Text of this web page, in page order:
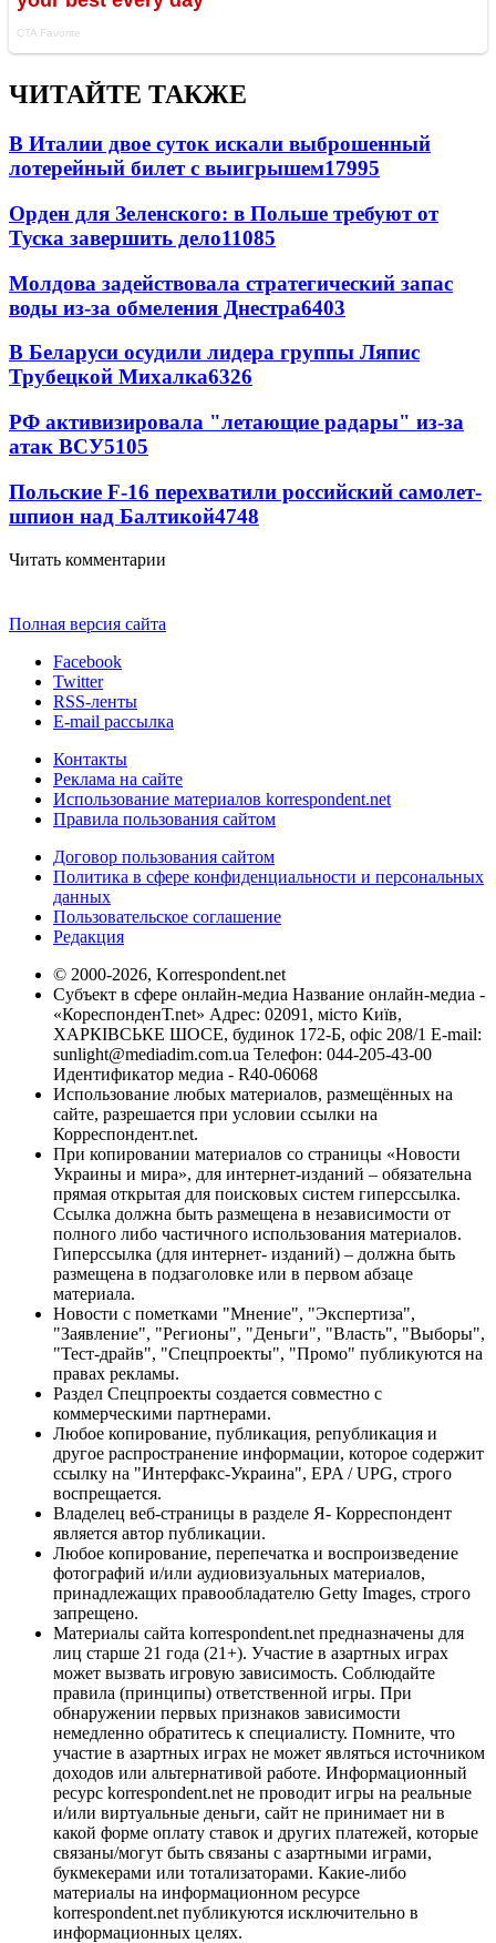
ЧИТАЙТЕ ТАКЖЕ
В Италии двое суток искали выброшенный
лотерейный билет с выигрышем17995
Орден для Зеленского: в Польше требуют от
Туска завершить дело11085
Молдова задействовала стратегический запас
воды из-за обмеления Днестра6403
В Беларуси осудили лидера группы Ляпис
Трубецкой Михалка6326
РФ активизировала "летающие радары" из-за
атак ВСУ5105
Польские F-16 перехватили российский самолет-
шпион над Балтикой4748
Читать комментарии
Полная версия сайта
Facebook
Twitter
RSS-ленты
E-mail рассылка
Контакты
Реклама на сайте
Использование материалов korrespondent.net
Правила пользования сайтом
Договор пользования сайтом
Политика в сфере конфиденциальности и персональных
данных
Пользовательское соглашение
Редакция
© 2000-2026, Korrespondent.net
Субъект в сфере онлайн-медиа Название онлайн-медиа -
«КореспонденТ.net» Адрес: 02091, місто Київ,
ХАРКІВСЬКЕ ШОСЕ, будинок 172-Б, офіс 208/1 E-mail:
sunlight@mediadim.com.ua Телефон: 044-205-43-00
Идентификатор медиа - R40-06068
Использование любых материалов, размещённых на
сайте, разрешается при условии ссылки на
Корреспондент.net.
При копировании материалов со страницы «Новости
Украины и мира», для интернет-изданий – обязательна
прямая открытая для поисковых систем гиперссылка.
Ссылка должна быть размещена в независимости от
полного либо частичного использования материалов.
Гиперссылка (для интернет- изданий) – должна быть
размещена в подзаголовке или в первом абзаце
материала.
Новости с пометками "Мнение", "Экспертиза",
"Заявление", "Регионы", "Деньги", "Власть", "Выборы",
"Тест-драйв", "Спецпроекты", "Промо" публикуются на
правах рекламы.
Раздел Спецпроекты создается совместно с
коммерческими партнерами.
Любое копирование, публикация, републикация и
другое распространение информации, которое содержит
ссылку на "Интерфакс-Украина", EPA / UPG, строго
воспрещается.
Владелец веб-страницы в разделе Я- Корреспондент
является автор публикации.
Любое копирование, перепечатка и воспроизведение
фотографий и/или аудиовизуальных материалов,
принадлежащих правообладателю Getty Images, строго
запрещено.
Материалы сайта korrespondent.net предназначены для
лиц старше 21 года (21+). Участие в азартных играх
может вызвать игровую зависимость. Соблюдайте
правила (принципы) ответственной игры. При
обнаружении первых признаков зависимости
немедленно обратитесь к специалисту. Помните, что
участие в азартных играх не может являться источником
доходов или альтернативой работе. Информационный
ресурс korrespondent.net не проводит игры на реальные
и/или виртуальные деньги, сайт не принимает ни в
какой форме оплату ставок и других платежей, которые
связаны/могут быть связаны с азартными играми,
букмекерами или тотализаторами. Какие-либо
материалы на информационном ресурсе
korrespondent.net публикуются исключительно в
информационных целях.